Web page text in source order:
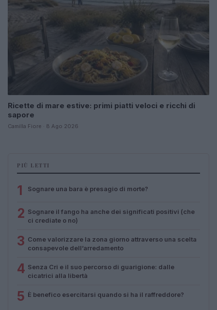
Ricette di mare estive: primi piatti veloci e ricchi di
sapore
Camilla Fiore · 8 Ago 2026
PIÙ LETTI
1 Sognare una bara è presagio di morte?
2 Sognare il fango ha anche dei significati positivi (che
ci crediate o no)
3 Come valorizzare la zona giorno attraverso una scelta
consapevole dell’arredamento
4 Senza Cri e il suo percorso di guarigione: dalle
cicatrici alla libertà
5 È benefico esercitarsi quando si ha il raffreddore?